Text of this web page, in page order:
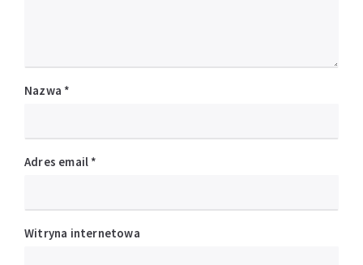
Nazwa *
Adres email *
Witryna internetowa